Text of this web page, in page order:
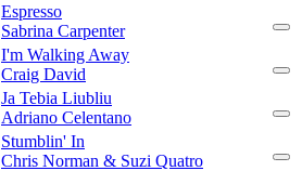
Espresso
Sabrina Carpenter
I'm Walking Away
Craig David
Ja Tebia Liubliu
Adriano Celentano
Stumblin' In
Chris Norman & Suzi Quatro